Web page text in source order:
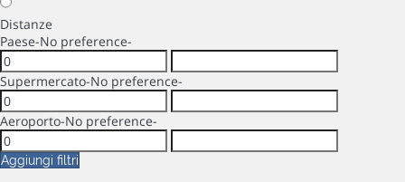
Distanze
Paese-No preference-
Supermercato-No preference-
Aeroporto-No preference-
Aggiungi filtri